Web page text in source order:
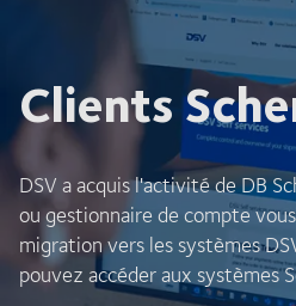
Clients
DSV a acquis l'activité de DB
ou gestionnaire de compte
migration vers les systèmes
pouvez accéder aux systèmes